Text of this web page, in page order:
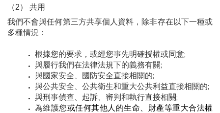
（2） 共用
我們不會與任何第三方共享個人資料，除非存在以下一種或
多種情況：
根據您的要求，或經您事先明確授權或同意;
與履行我們在法律法規下的義務有關;
與國家安全、國防安全直接相關的;
與公共安全、公共衛生和重大公共利益直接相關的;
與刑事偵查、起訴、審判和執行直接相關;
為維護您或任何其他人的生命、財產等重大合法權